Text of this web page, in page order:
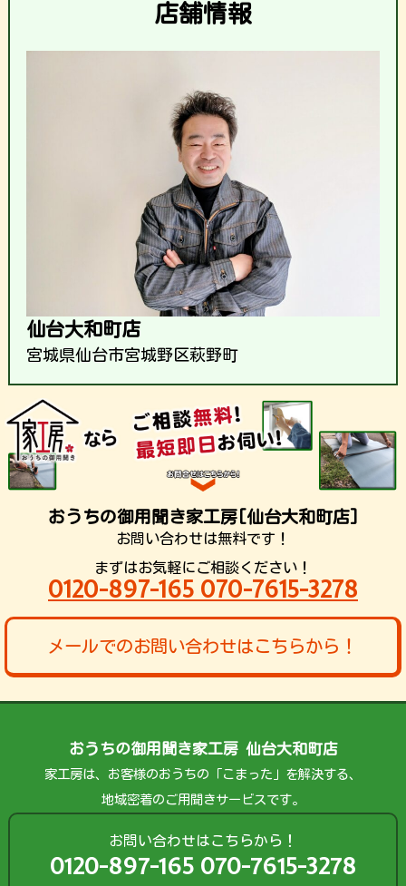
店舗情報
仙台大和町店
宮城県仙台市宮城野区萩野町
おうちの御用聞き家工房[仙台大和町店]
お問い合わせは無料です！
まずはお気軽にご相談ください！
0120-897-165 070-7615-3278
メールでのお問い合わせはこちらから！
おうちの御用聞き家工房 仙台大和町店
家工房は、お客様のおうちの「こまった」を解決する、
地域密着のご用聞きサービスです。
お問い合わせはこちらから！
0120-897-165 070-7615-3278